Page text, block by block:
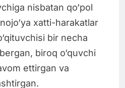
nisbatan qo‘pol
xatti-harakatlar
bir necha
biroq o‘quvchi
ettirgan va